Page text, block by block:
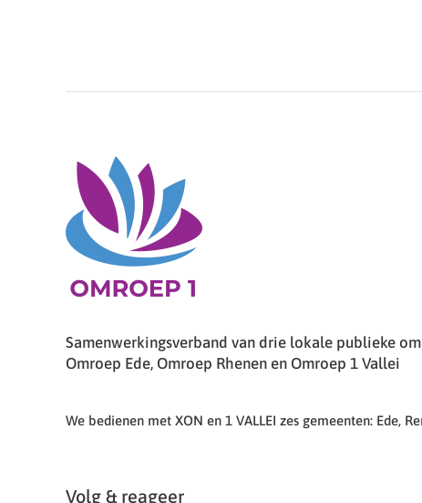
Samenwerkingsverband van drie lokale publieke
Omroep Ede, Omroep Rhenen en Omroep 1 Vallei
We bedienen met XON en 1 VALLEI zes gemeenten: Ede,
Volg & reageer